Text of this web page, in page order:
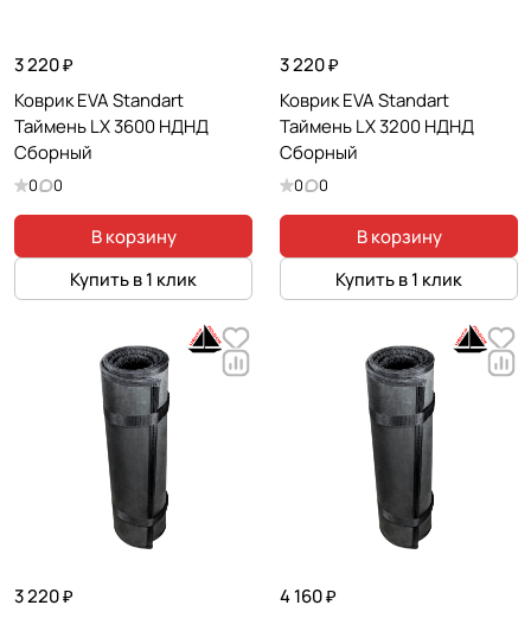
3 220 ₽
Коврик EVA Standart
Таймень LX 3600 НДНД
Сборный
0 0
В корзину
Купить в 1 клик
3 220 ₽
Коврик EVA Standart
Таймень LX 3200 НДНД
Сборный
0 0
В корзину
Купить в 1 клик
3 220 ₽
4 160 ₽